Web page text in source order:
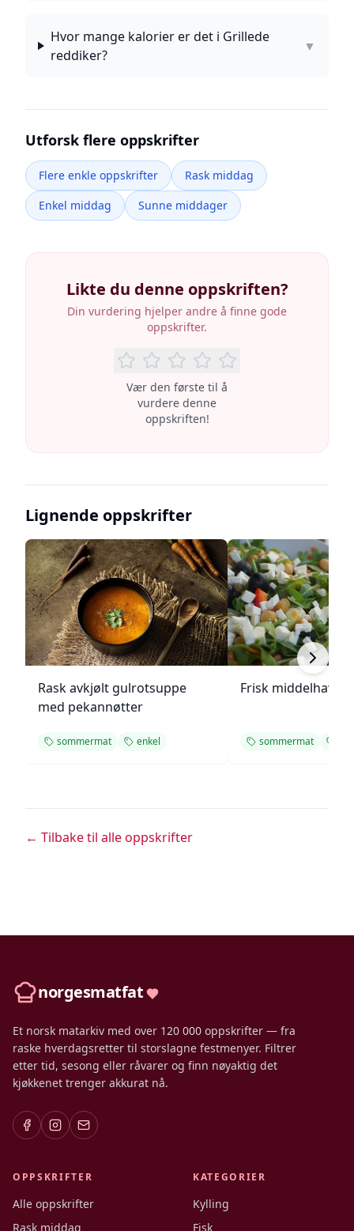
Hvor mange kalorier er det i Grillede
reddiker?
▼
Utforsk flere oppskrifter
Flere enkle oppskrifter
Rask middag
Enkel middag
Sunne middager
Likte du denne oppskriften?
Din vurdering hjelper andre å finne gode
oppskrifter.
Vær den første til å
vurdere denne
oppskriften!
Lignende oppskrifter
Rask avkjølt gulrotsuppe
med pekannøtter
sommermat enkel
Frisk middelhavs
sommermat
← Tilbake til alle oppskrifter
norgesmatfat
Et norsk matarkiv med over 120 000 oppskrifter — fra
raske hverdagsretter til storslagne festmenyer. Filtrer
etter tid, sesong eller råvarer og finn nøyaktig det
kjøkkenet trenger akkurat nå.
OPPSKRIFTER
Alle oppskrifter
Rask middag
KATEGORIER
Kylling
Fisk